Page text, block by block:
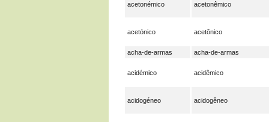
acetonémico acetonêmico
acetónico acetônico
acha-de-armas acha-de-armas
acidémico acidêmico
acidogéneo acidogêneo